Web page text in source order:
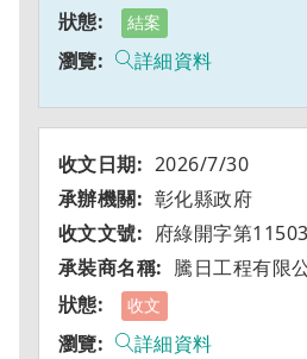
結案
詳細資料
2026/7/30
彰化縣政府
府綠開字第
騰日工程有限
收文
詳細資料